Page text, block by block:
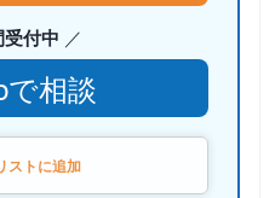
付中
で相談
ストに追加